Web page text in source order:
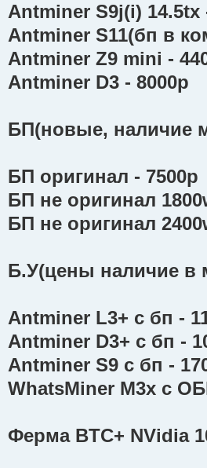
Antminer S9j(i) 14.5tx
Antminer S11(бп в
Antminer Z9 mini -
Antminer D3 - 8000р
БП(новые, наличие
БП оригинал - 7500р
БП не оригинал
БП не оригинал
Б.У(цены наличие в
Antminer L3+ с бп -
Antminer D3+ с бп -
Antminer S9 с бп -
WhatsMiner M3x с
Ферма BTC+ NVidia